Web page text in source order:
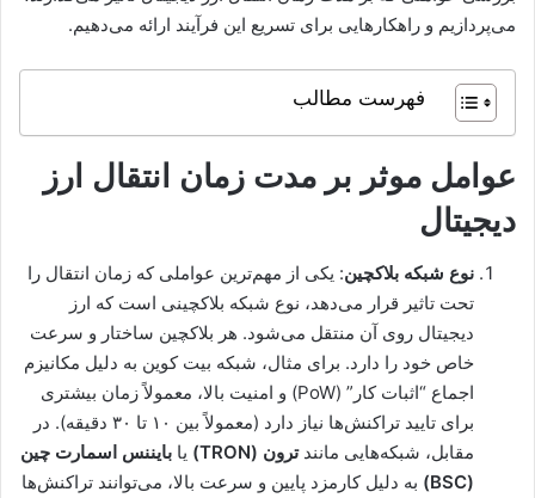
می‌پردازیم و راهکارهایی برای تسریع این فرآیند ارائه می‌دهیم.
فهرست مطالب
عوامل موثر بر مدت زمان انتقال ارز
دیجیتال
نوع شبکه بلاکچین: یکی از مهم‌ترین عواملی که زمان انتقال را
تحت تاثیر قرار می‌دهد، نوع شبکه بلاکچینی است که ارز
دیجیتال روی آن منتقل می‌شود. هر بلاکچین ساختار و سرعت
خاص خود را دارد. برای مثال، شبکه بیت کوین به دلیل مکانیزم
اجماع “اثبات کار” (PoW) و امنیت بالا، معمولاً زمان بیشتری
برای تایید تراکنش‌ها نیاز دارد (معمولاً بین ۱۰ تا ۳۰ دقیقه). در
مقابل، شبکه‌هایی مانندترون (TRON) یا بایننس اسمارت چین
(BSC)
به دلیل کارمزد پایین و سرعت بالا، می‌توانند تراکنش‌ها